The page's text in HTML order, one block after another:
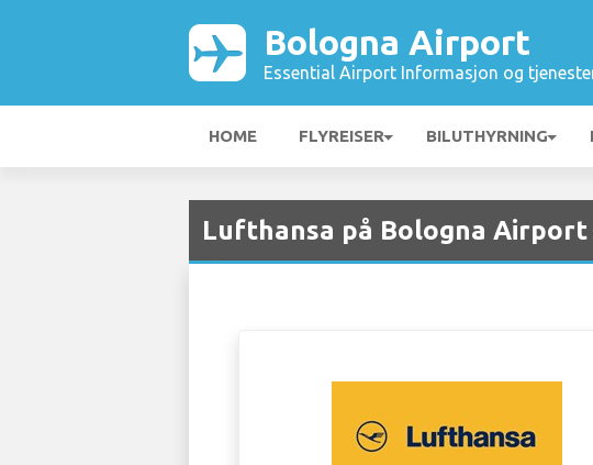
Bologna Airport
Essential Airport Informasjon og
HOME FLYREISER BILUTHYRNING
Lufthansa på Bologna Airport